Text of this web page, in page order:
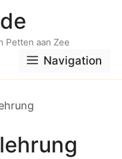
Petten aan Zee
Navigation